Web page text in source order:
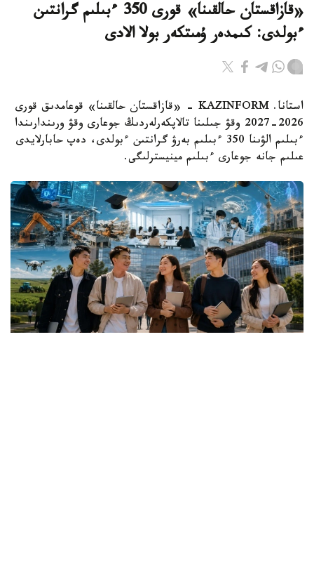
«قازاقستان حالقىنا» قورى 350 ءبىلىم گرانتىن
ءبولدى: كىمدەر ۇمىتكەر بولا الادى
استانا. KAZINFORM - «قازاقستان حالقىنا» قوعامدىق قورى
2026-2027 وقۋ جىلىنا تالاپكەرلەردىڭ جوعارى وقۋ ورىندارىندا
ءبىلىم الۋىنا 350 ءبىلىم بەرۋ گرانتىن ءبولدى، دەپ حابارلايدى
عىلىم جانە جوعارى ءبىلىم مينيسترلىگى.